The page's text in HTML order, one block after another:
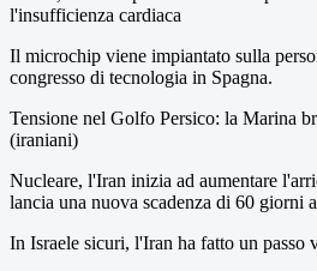
l'insufficienza cardiaca
Il microchip viene impiantato sulla
congresso di tecnologia in Spagna.
Tensione nel Golfo Persico: la Marina
(iraniani)
Nucleare, l'Iran inizia ad aumentare
lancia una nuova scadenza di 60 giorni
In Israele sicuri, l'Iran ha fatto un passo